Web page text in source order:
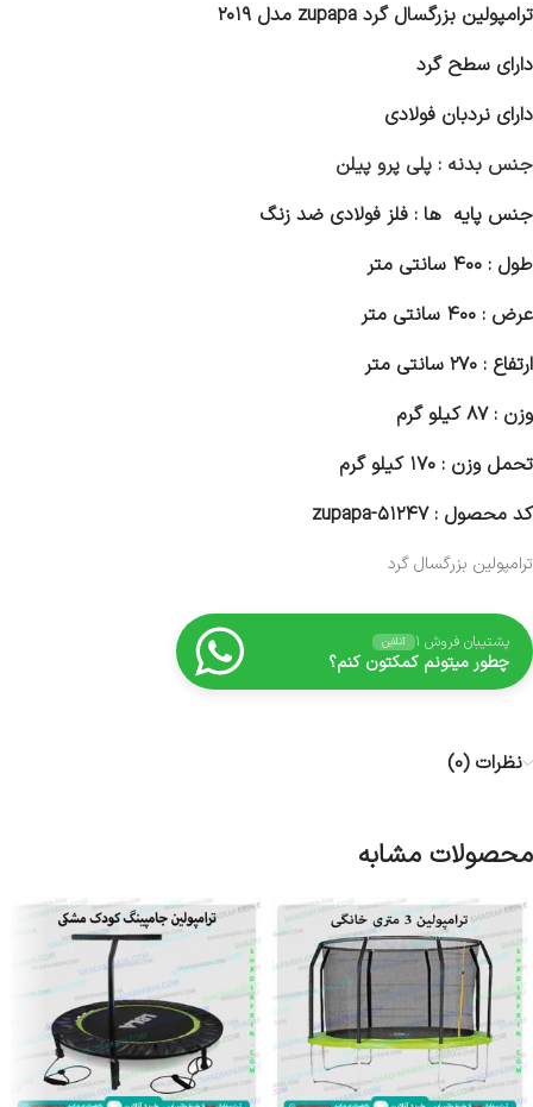
ترامپولین بزرگسال گرد zupapa مدل ۲۰۱۹
دارای سطح گرد
دارای نردبان فولادی
جنس بدنه : پلی پرو پیلن
جنس پایه ها : فلز فولادی ضد زنگ
طول : ۴۰۰ سانتی متر
عرض : ۴۰۰ سانتی متر
ارتفاع : ۲۷۰ سانتی متر
وزن : ۸۷ کیلو گرم
تحمل وزن : ۱۷۰ کیلو گرم
کد محصول : zupapa-۵۱۲۴۷
ترامپولین بزرگسال گرد
پشتیبان فروش ۱ آنلاین
چطور میتونم کمکتون کنم؟
نظرات (0)
محصولات مشابه